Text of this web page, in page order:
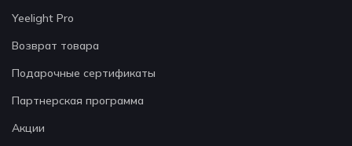
Yeelight Pro
Возврат товара
Подарочные сертификаты
Партнерская программа
Акции